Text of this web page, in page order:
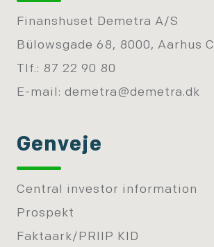
Finanshuset Demetra A/S
Bülowsgade 68, 8000, Aarhus C
Tlf.: 87 22 90 80
E-mail: demetra@demetra.dk
Genveje
Central investor information
Prospekt
Faktaark/PRIIP KID